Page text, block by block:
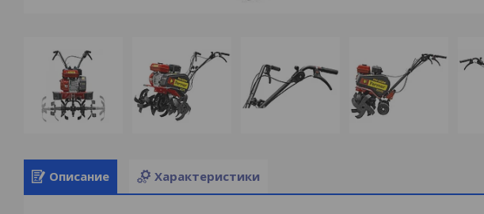
Описание Характеристики